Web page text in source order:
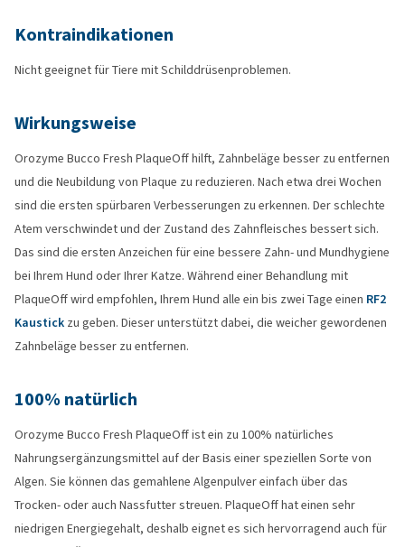
Kontraindikationen
Nicht geeignet für Tiere mit Schilddrüsenproblemen.
Wirkungsweise
Orozyme Bucco Fresh PlaqueOff hilft, Zahnbeläge besser zu entfernen
und die Neubildung von Plaque zu reduzieren. Nach etwa drei Wochen
sind die ersten spürbaren Verbesserungen zu erkennen. Der schlechte
Atem verschwindet und der Zustand des Zahnfleisches bessert sich.
Das sind die ersten Anzeichen für eine bessere Zahn- und Mundhygiene
bei Ihrem Hund oder Ihrer Katze. Während einer Behandlung mit
PlaqueOff wird empfohlen, Ihrem Hund alle ein bis zwei Tage einen RF2
Kaustick zu geben. Dieser unterstützt dabei, die weicher gewordenen
Zahnbeläge besser zu entfernen.
100% natürlich
Orozyme Bucco Fresh PlaqueOff ist ein zu 100% natürliches
Nahrungsergänzungsmittel auf der Basis einer speziellen Sorte von
Algen. Sie können das gemahlene Algenpulver einfach über das
Trocken- oder auch Nassfutter streuen. PlaqueOff hat einen sehr
niedrigen Energiegehalt, deshalb eignet es sich hervorragend auch für